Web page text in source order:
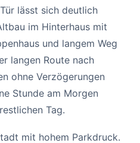
lässt sich deutlich
im Hinterhaus mit
und langem Weg
langen Route nach
ohne Verzögerungen
Stunde am Morgen
Tag.
mit hohem Parkdruck.